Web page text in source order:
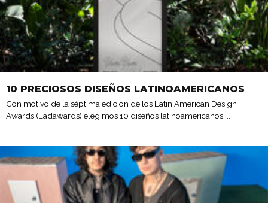
10 PRECIOSOS DISEÑOS LATINOAMERICANOS
Con motivo de la séptima edición de los Latin American Design
Awards (Ladawards) elegimos 10 diseños latinoamericanos ...